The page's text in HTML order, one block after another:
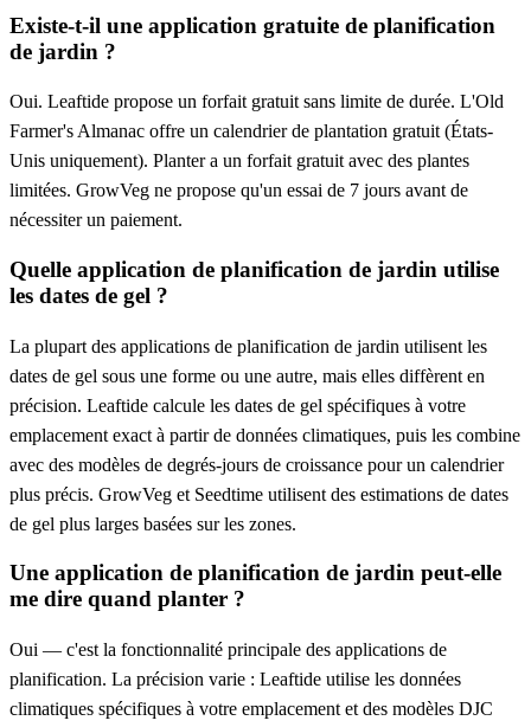
Existe-t-il une application gratuite de planification
de jardin ?
Oui. Leaftide propose un forfait gratuit sans limite de durée. L'Old
Farmer's Almanac offre un calendrier de plantation gratuit (États-
Unis uniquement). Planter a un forfait gratuit avec des plantes
limitées. GrowVeg ne propose qu'un essai de 7 jours avant de
nécessiter un paiement.
Quelle application de planification de jardin utilise
les dates de gel ?
La plupart des applications de planification de jardin utilisent les
dates de gel sous une forme ou une autre, mais elles diffèrent en
précision. Leaftide calcule les dates de gel spécifiques à votre
emplacement exact à partir de données climatiques, puis les combine
avec des modèles de degrés-jours de croissance pour un calendrier
plus précis. GrowVeg et Seedtime utilisent des estimations de dates
de gel plus larges basées sur les zones.
Une application de planification de jardin peut-elle
me dire quand planter ?
Oui — c'est la fonctionnalité principale des applications de
planification. La précision varie : Leaftide utilise les données
climatiques spécifiques à votre emplacement et des modèles DJC